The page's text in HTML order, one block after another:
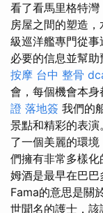
看了看馬里格特
房屋之間的塑造
級巡洋艦專門從
必要的信息並幫助
按摩 台中 整骨
會，每個機會本身
證 落地簽 我們的
景點和精彩的表演
了一個美麗的環
們擁有非常多樣
姆酒是最早在巴巴
Fama的意思是關
世聞名的護士，該